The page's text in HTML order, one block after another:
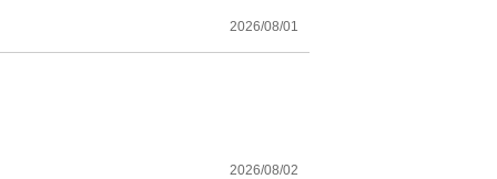
2026/08/01
2026/08/02